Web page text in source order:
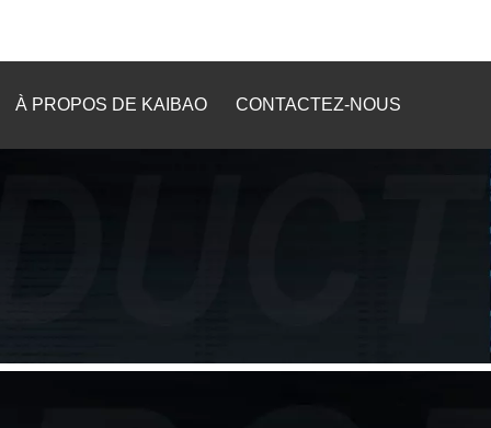
À PROPOS DE KAIBAO CONTACTEZ-NOUS